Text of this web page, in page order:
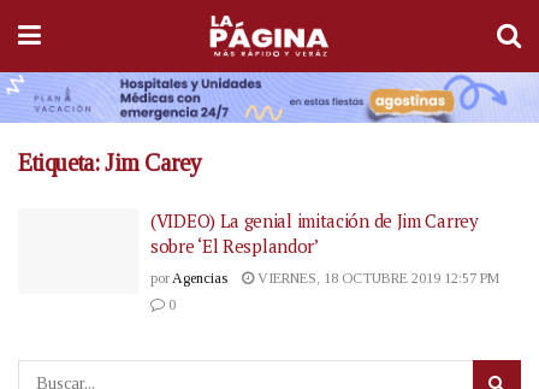
Etiqueta:Jim Carey
(VIDEO) La genial imitación de Jim Carrey
sobre ‘El Resplandor’
por Agencias
VIERNES, 18 OCTUBRE 2019 12:57 PM
0